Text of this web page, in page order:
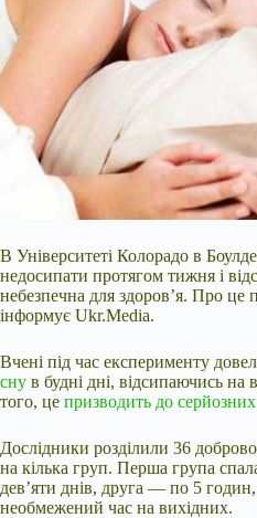
В Університеті Колорадо в
недосипати протягом тижня і
небезпечна для здоров’я. Про це
інформує Ukr.Media.
Вчені під час експерименту
сну в будні дні, відсипаючись
того, це призводить до серйозних
Дослідники розділили 36
на кілька груп. Перша група
дев’яти днів, друга — по 5
необмежений час на вихідних.